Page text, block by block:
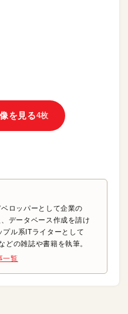
を見る4枚
ロッパーとして企業の
データベース作成を請け
プル系ITライターとして
どの雑誌や書籍を執筆。
一覧